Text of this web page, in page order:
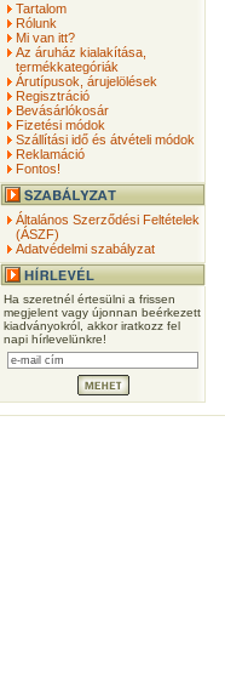
Tartalom
Rólunk
Mi van itt?
Az áruház kialakítása,
termékkategóriák
Árutípusok, árujelölések
Regisztráció
Bevásárlókosár
Fizetési módok
Szállítási idő és átvételi módok
Reklamáció
Fontos!
Általános Szerződési Feltételek
(ÁSZF)
Adatvédelmi szabályzat
Ha szeretnél értesülni a frissen
megjelent vagy újonnan beérkezett
kiadványokról, akkor iratkozz fel
napi hírlevelünkre!